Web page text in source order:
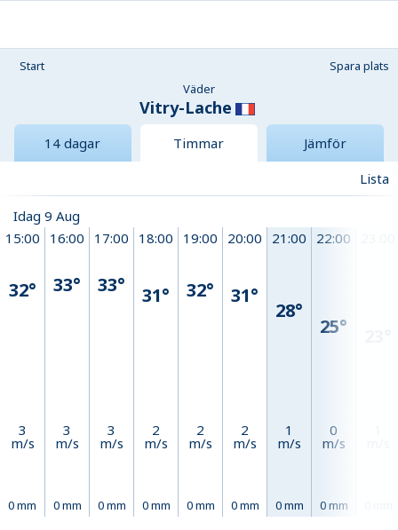
Start
Spara plats
Väder
Vitry-Lache
14 dagar Timmar
Jämför
Lista
Idag 9 Aug
15:00
32°
3
m/s
0 mm
16:00
33°
3
m/s
0 mm
17:00
33°
3
m/s
0 mm
18:00
31°
2
m/s
0 mm
19:00
32°
2
m/s
0 mm
20:00
31°
2
m/s
0 mm
21:00
28°
1
m/s
0 mm
22:00
25°
0
m/s
0 mm